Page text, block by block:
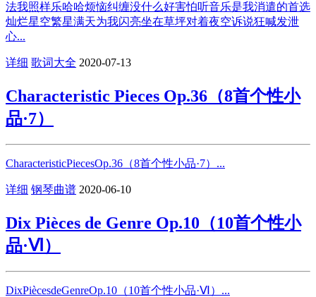
法我照样乐哈哈烦恼纠缠没什么好害怕听音乐是我消遣的首选
灿烂星空繁星满天为我闪亮坐在草坪对着夜空诉说狂喊发泄
心...
详细 歌词大全 2020-07-13
Characteristic Pieces Op.36（8首个性小
品·7）
CharacteristicPiecesOp.36（8首个性小品·7）...
详细 钢琴曲谱 2020-06-10
Dix Pièces de Genre Op.10（10首个性小
品·Ⅵ）
DixPiècesdeGenreOp.10（10首个性小品·Ⅵ）...